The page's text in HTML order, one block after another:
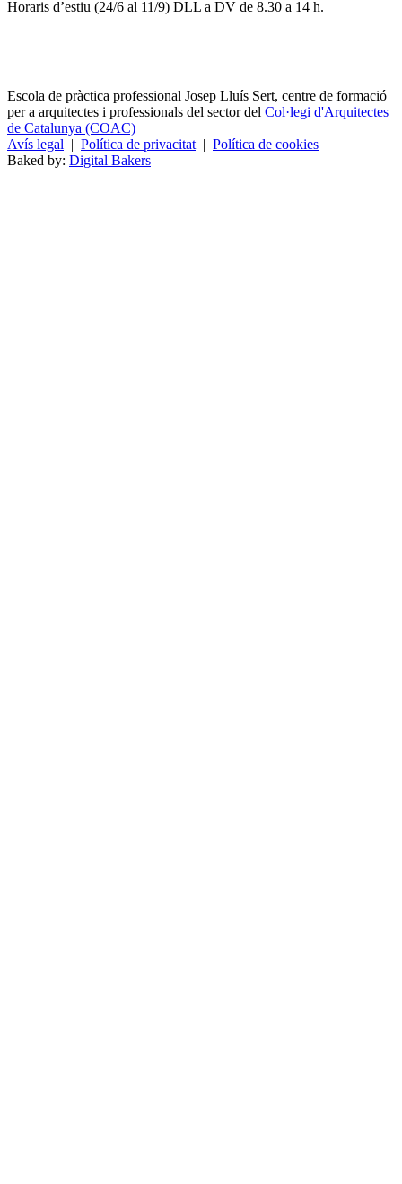
Horaris d’estiu (24/6 al 11/9) DLL a DV de 8.30 a 14 h.
Escola de pràctica professional Josep Lluís Sert, centre de formació
per a arquitectes i professionals del sector del Col·legi d'Arquitectes
de Catalunya (COAC)
Avís legal | Política de privacitat | Política de cookies
Baked by: Digital Bakers